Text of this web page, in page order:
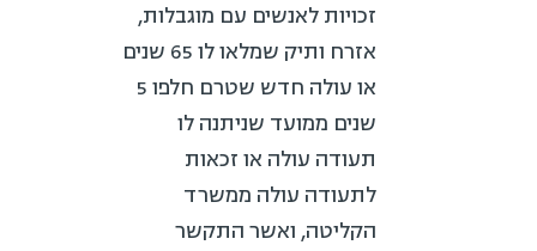
זכויות לאנשים עם מוגבלות,
אזרח ותיק שמלאו לו 65 שנים
או עולה חדש שטרם חלפו 5
שנים ממועד שניתנה לו
תעודה עולה או זכאות
לתעודה עולה ממשרד
הקליטה, ואשר התקשר